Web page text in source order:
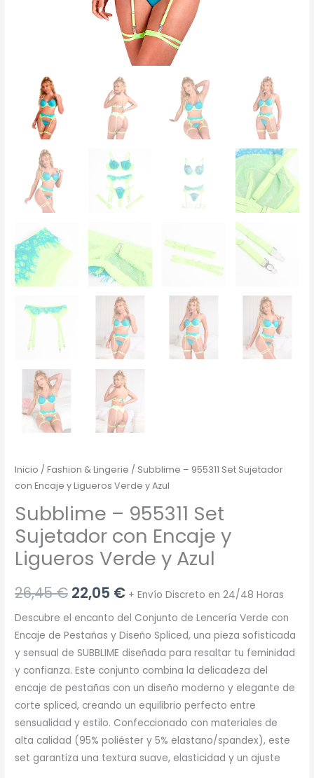
Inicio /Fashion & Lingerie / Subblime – 955311 Set Sujetador
con Encaje y Ligueros Verde y Azul
Subblime – 955311 Set
Sujetador con Encaje y
Ligueros Verde y Azul
26,45€ El
precio
original
era:
26,45 €.
22,05 €El
precio
actual
es:
22,05 €.
+ Envío Discreto en 24/48 Horas
Descubre el encanto del Conjunto de Lencería Verde con
Encaje de Pestañas y Diseño Spliced, una pieza sofisticada
y sensual de SUBBLIME diseñada para resaltar tu feminidad
y confianza. Este conjunto combina la delicadeza del
encaje de pestañas con un diseño moderno y elegante de
corte spliced, creando un equilibrio perfecto entre
sensualidad y estilo. Confeccionado con materiales de
alta calidad (95% poliéster y 5% elastano/spandex), este
set garantiza una textura suave, elasticidad y un ajuste